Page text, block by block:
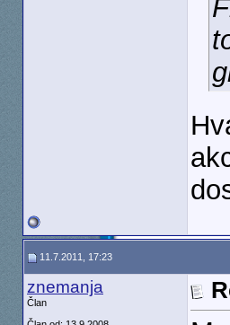
11.7.2011, 17:23
znemanja
Član